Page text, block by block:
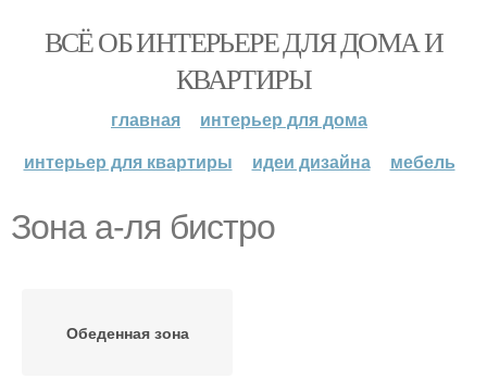
ВСЁ ОБ ИНТЕРЬЕРЕ ДЛЯ ДОМА И
КВАРТИРЫ
главная
интерьер для дома
интерьер для квартиры
идеи дизайна мебель
Зона а-ля бистро
Обеденная зона